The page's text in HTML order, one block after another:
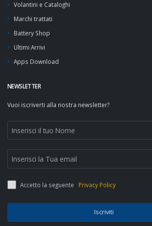
Volantini e Cataloghi
Marchi trattati
Battery Shop
Ultimi Arrivi
Apps Download
NEWSLETTER
Vuoi iscriverti alla nostra newsletter?
Accetto la seguente Privacy Policy
Iscriviti